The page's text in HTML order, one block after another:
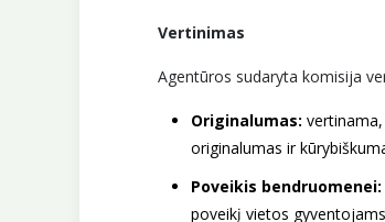
Vertinimas
Agentūros sudaryta komisija
Originalumas:
originalumas ir
Poveikis bendruomenei:
poveikį vietos